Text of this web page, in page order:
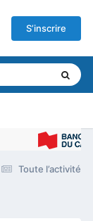
S’inscrire
Toute l’activité